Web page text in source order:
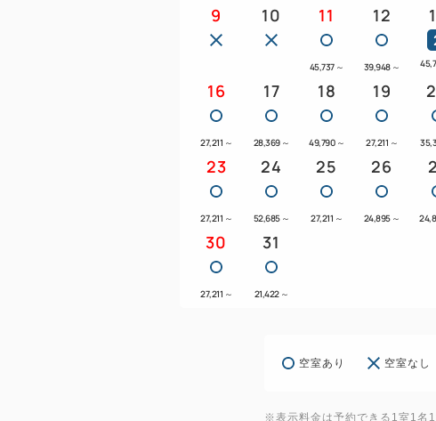
9 10 11
45,737 ～
12
39,948 ～
16
27,211 ～
17
28,369 ～
18
49,790 ～
19
27,211 ～
23
27,211 ～
24
52,685 ～
25
27,211 ～
26
24,895 ～
30
27,211 ～
31
21,422 ～
空室あり 空室なし
※表示料金は予約できる1室1名1